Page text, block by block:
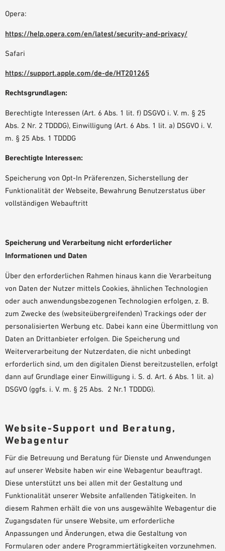
Opera:
https://help.opera.com/en/latest/security-and-privacy/
Safari
https://support.apple.com/de-de/HT201265
Rechtsgrundlagen:
Berechtigte Interessen (Art. 6 Abs. 1 lit. f) DSGVO i. V. m. § 25
Abs. 2 Nr. 2 TDDDG), Einwilligung (Art. 6 Abs. 1 lit. a) DSGVO i. V.
m. § 25 Abs. 1 TDDDG
Berechtigte Interessen:
Speicherung von Opt-In Präferenzen, Sicherstellung der
Funktionalität der Webseite, Bewahrung Benutzerstatus über
vollständigen Webauftritt
Speicherung und Verarbeitung nicht erforderlicher
Informationen und Daten
Über den erforderlichen Rahmen hinaus kann die Verarbeitung
von Daten der Nutzer mittels Cookies, ähnlichen Technologien
oder auch anwendungsbezogenen Technologien erfolgen, z. B.
zum Zwecke des (websiteübergreifenden) Trackings oder der
personalisierten Werbung etc. Dabei kann eine Übermittlung von
Daten an Drittanbieter erfolgen. Die Speicherung und
Weiterverarbeitung der Nutzerdaten, die nicht unbedingt
erforderlich sind, um den digitalen Dienst bereitzustellen, erfolgt
dann auf Grundlage einer Einwilligung i. S. d. Art. 6 Abs. 1 lit. a)
DSGVO (ggfs. i. V. m. § 25 Abs. 2 Nr.1 TDDDG).
Website-Support und Beratung,
Webagentur
Für die Betreuung und Beratung für Dienste und Anwendungen
auf unserer Website haben wir eine Webagentur beauftragt.
Diese unterstützt uns bei allen mit der Gestaltung und
Funktionalität unserer Website anfallenden Tätigkeiten. In
diesem Rahmen erhält die von uns ausgewählte Webagentur die
Zugangsdaten für unsere Website, um erforderliche
Anpassungen und Änderungen, etwa die Gestaltung von
Formularen oder andere Programmiertätigkeiten vorzunehmen.